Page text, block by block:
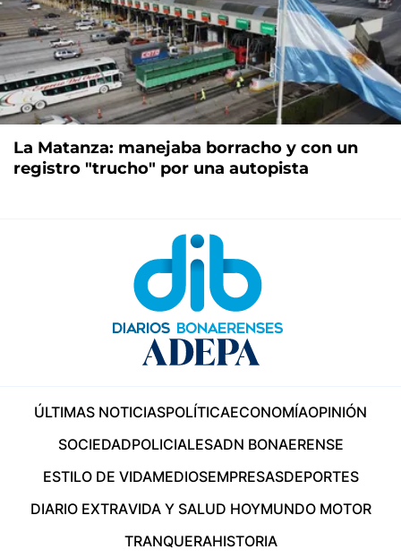
La Matanza: manejaba borracho y con un
registro "trucho" por una autopista
ÚLTIMAS NOTICIASPOLÍTICAECONOMÍAOPINIÓN
SOCIEDADPOLICIALESADN BONAERENSE
ESTILO DE VIDAMEDIOSEMPRESASDEPORTES
DIARIO EXTRAVIDA Y SALUD HOYMUNDO MOTOR
TRANQUERAHISTORIA